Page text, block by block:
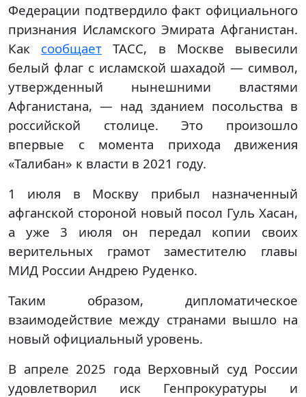
Федерации подтвердило факт официального
признания Исламского Эмирата Афганистан.
Как сообщает ТАСС, в Москве вывесили
белый флаг с исламской шахадой — символ,
утвержденный нынешними властями
Афганистана, — над зданием посольства в
российской столице. Это произошло
впервые с момента прихода движения
«Талибан» к власти в 2021 году.
1 июля в Москву прибыл назначенный
афганской стороной новый посол Гуль Хасан,
а уже 3 июля он передал копии своих
верительных грамот заместителю главы
МИД России Андрею Руденко.
Таким образом, дипломатическое
взаимодействие между странами вышло на
новый официальный уровень.
В апреле 2025 года Верховный суд России
удовлетворил иск Генпрокуратуры и